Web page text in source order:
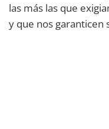
las más las que
y que nos garanticen